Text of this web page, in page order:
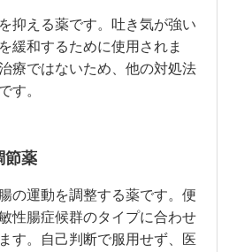
抑える薬です。吐き気が強い
緩和するために使用されま
療ではないため、他の対処法
す。
節薬
の運動を調整する薬です。便
性腸症候群のタイプに合わせ
す。自己判断で服用せず、医